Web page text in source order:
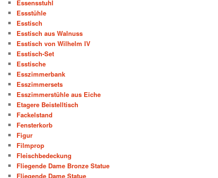
Essensstuhl
Essstühle
Esstisch
Esstisch aus Walnuss
Esstisch von Wilhelm IV
Esstisch-Set
Esstische
Esszimmerbank
Esszimmersets
Esszimmerstühle aus Eiche
Etagere Beistelltisch
Fackelstand
Fensterkorb
Figur
Filmprop
Fleischbedeckung
Fliegende Dame Bronze Statue
Fliegende Dame Statue